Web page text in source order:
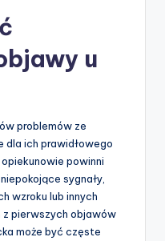
u
problemów ze
dla ich prawidłowego
powinni
sygnały,
wzroku lub innych
z pierwszych objawów
może być częste